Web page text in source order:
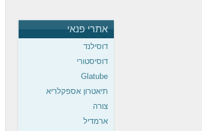
אתרי פנאי
דוסילנד
דוסיסטורי
Glatube
תיאטרון אספקלריא
צורה
ארמדיל